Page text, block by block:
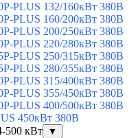
PLUS 132/160кВт 380В
PLUS 160/200кВт 380В
PLUS 200/250кВт 380В
PLUS 220/280кВт 380В
PLUS 250/315кВт 380В
PLUS 280/355кВт 380В
PLUS 315/400кВт 380В
PLUS 355/450кВт 380В
PLUS 400/500кВт 380В
450кВт 380В
500 кВт
▼